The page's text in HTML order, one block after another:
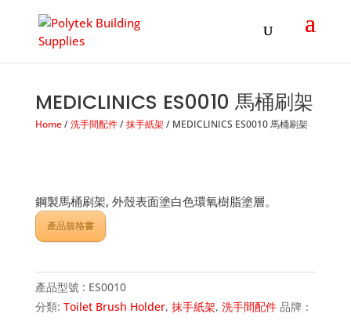
MEDICLINICS ES0010 馬桶刷架
Home/洗手間配件/抹手紙架/ MEDICLINICS ES0010 馬桶刷架
鋼製馬桶刷架, 外殼表面塗白色環氧樹脂塗層。
產品規格書
產品型號 : ES0010
分類: Toilet Brush Holder, 抹手紙架, 洗手間配件 品牌：